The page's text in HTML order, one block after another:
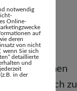
kommen
wir auch zu
notwendig
Online-
auf
deren
von nicht
wenn Sie sich
detaillierte
und
in der